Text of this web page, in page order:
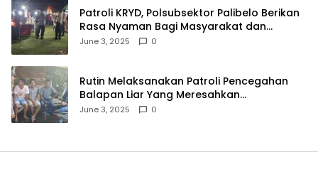
Patroli KRYD, Polsubsektor Palibelo Berikan
Rasa Nyaman Bagi Masyarakat dan
Antisipasi Aksi Menjurus Premanisme
June 3, 2025 0
Rutin Melaksanakan Patroli Pencegahan
Balapan Liar Yang Meresahkan
Masyarakat, Polsek Soromandi
June 3, 2025 0